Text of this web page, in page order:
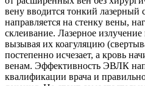
вену вводится тонкий лазерный
направляется на стенку вены,
склеивание. Лазерное
вызывая их коагуляцию
постепенно исчезает, а кровь
венам. Эффективность ЭВЛК
квалификации врача и